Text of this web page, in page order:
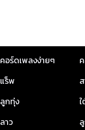
คอร์ดเพลงง่ายๆ
แร็พ
ลูกทุ่ง
ลาว